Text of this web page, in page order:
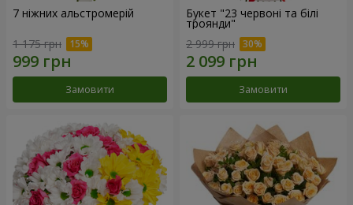
7 ніжних альстромерій
1 175 грн
Замовити
Букет "23 червоні та білі
троянди"
2 999 грн
Замовити